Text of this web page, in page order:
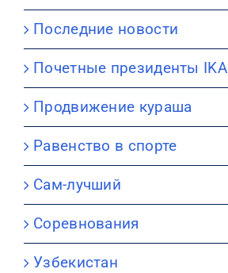
Последние новости
Почетные президенты IKA
Продвижение кураша
Равенство в спорте
Сам-лучший
Соревнования
Узбекистан